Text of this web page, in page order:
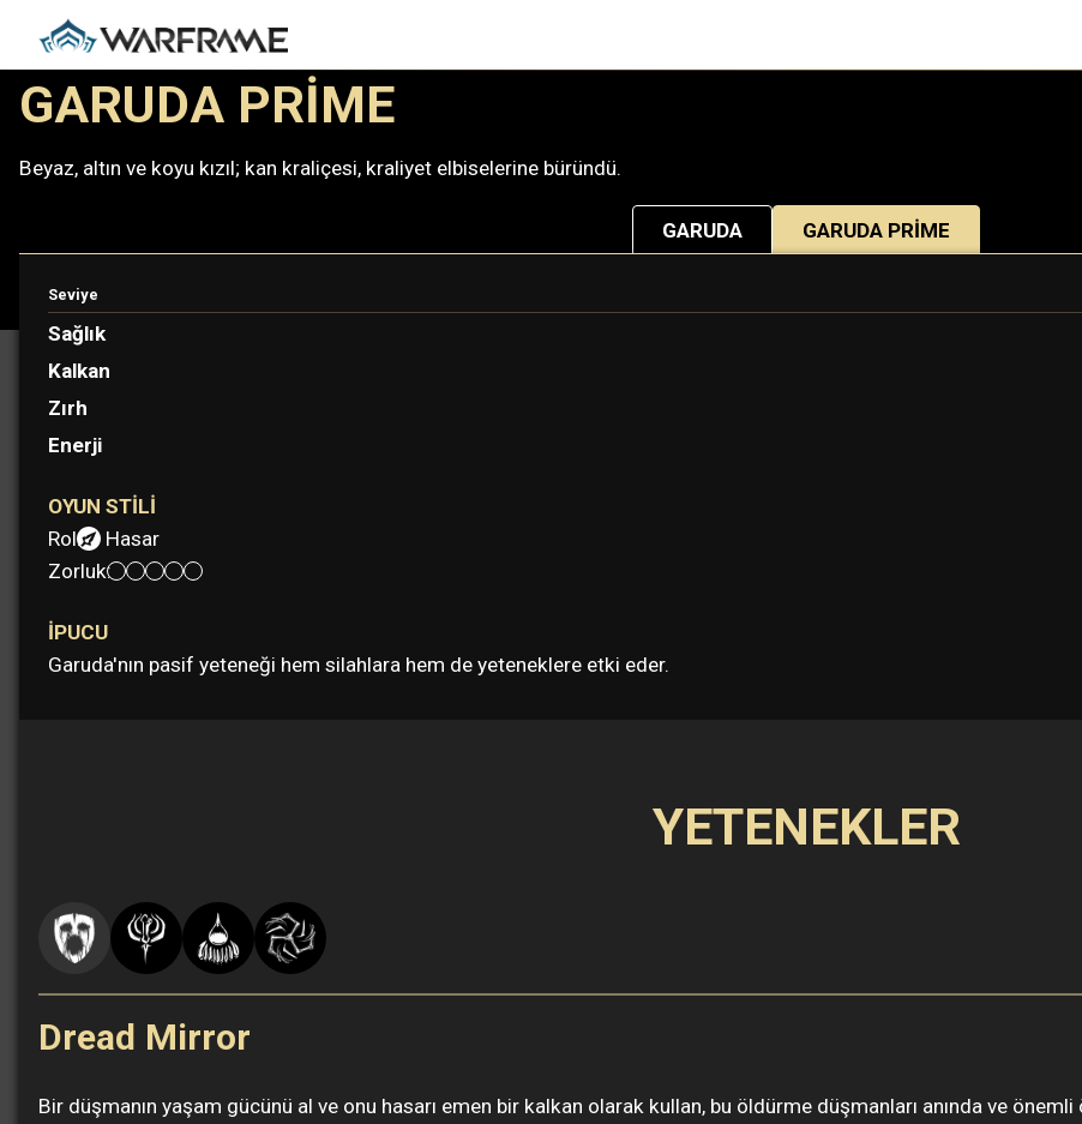
GARUDA PRIME
Beyaz, altın ve koyu kızıl; kan kraliçesi, kraliyet elbiselerine büründü.
GARUDA GARUDA PRIME
Seviye
Sağlık
Kalkan
Zırh
Enerji
OYUN STILI
Rol:
Hasar
Zorluk:
İPUCU
Garuda'nın pasif yeteneği hem silahlara hem de yeteneklere etki eder.
YETENEKLER
Dread Mirror
Bir düşmanın yaşam gücünü al ve onu hasarı emen bir kalkan olarak kullan, bu öldürme düşmanları anında ve önemli